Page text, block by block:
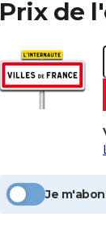
Prix de
Je